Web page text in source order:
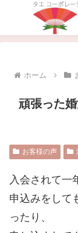
ホーム
頑張った
お客様の声
入会されて一
申込みをして
ったり、